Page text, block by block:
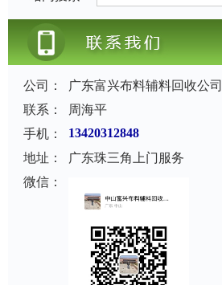
公司：
广东富兴布料辅料回收公司
联系：
周海平
手机：
13420312848
地址：
广东珠三角上门服务
微信：